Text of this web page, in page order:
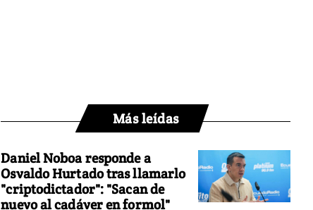
Más leídas
Daniel Noboa responde a
Osvaldo Hurtado tras llamarlo
"criptodictador": "Sacan de
nuevo al cadáver en formol"